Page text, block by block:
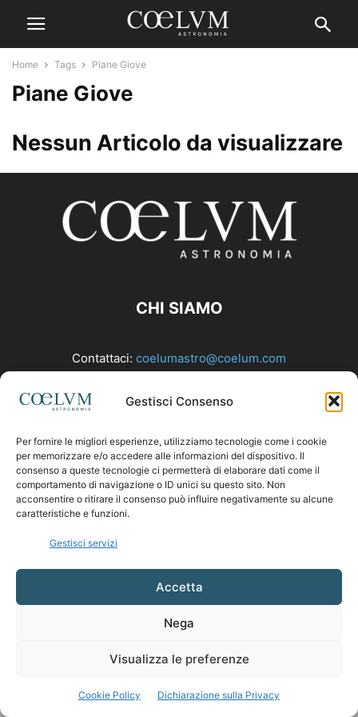
Gestisci Consenso
Per fornire le migliori esperienze, utilizziamo tecnologie come i cookie
per memorizzare e/o accedere alle informazioni del dispositivo. Il
consenso a queste tecnologie ci permetterà di elaborare dati come il
comportamento di navigazione o ID unici su questo sito. Non
acconsentire o ritirare il consenso può influire negativamente su alcune
caratteristiche e funzioni.
Gestisci servizi
Accetta
Nega
Visualizza le preferenze
Cookie Policy Dichiarazione sulla Privacy
Home Tags Piane Giove
Piane Giove
Nessun Articolo da visualizzare
CHI SIAMO
Contattaci: coelumastro@coelum.com
SEGUICI